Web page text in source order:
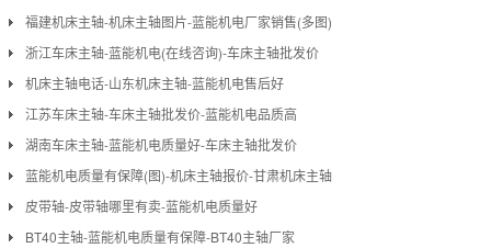
福建机床主轴-机床主轴图片-蓝能机电厂家销售(多图)
浙江车床主轴-蓝能机电(在线咨询)-车床主轴批发价
机床主轴电话-山东机床主轴-蓝能机电售后好
江苏车床主轴-车床主轴批发价-蓝能机电品质高
湖南车床主轴-蓝能机电质量好-车床主轴批发价
蓝能机电质量有保障(图)-机床主轴报价-甘肃机床主轴
皮带轴-皮带轴哪里有卖-蓝能机电质量好
BT40主轴-蓝能机电质量有保障-BT40主轴厂家